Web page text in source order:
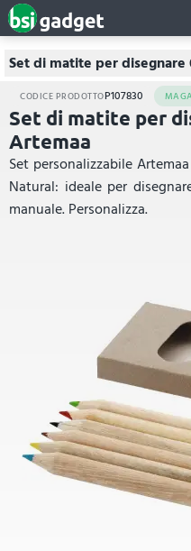
Set di matite per
CODICE PRODOTTOP107830
Set di matite per
Artemaa
Set personalizzabile
Natural: ideale per
manuale. Personalizza.